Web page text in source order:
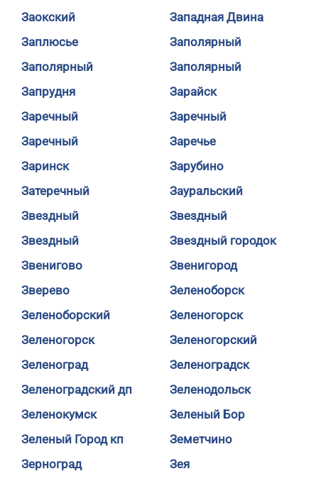
Заокский
Западная Двина
Заплюсье
Заполярный
Заполярный
Заполярный
Запрудня
Зарайск
Заречный
Заречный
Заречный
Заречье
Заринск
Зарубино
Затеречный
Зауральский
Звездный
Звездный
Звездный
Звездный городок
Звенигово
Звенигород
Зверево
Зеленоборск
Зеленоборский
Зеленогорск
Зеленогорск
Зеленогорский
Зеленоград
Зеленоградск
Зеленоградский дп
Зеленодольск
Зеленокумск
Зеленый Бор
Зеленый Город кп
Земетчино
Зерноград
Зея